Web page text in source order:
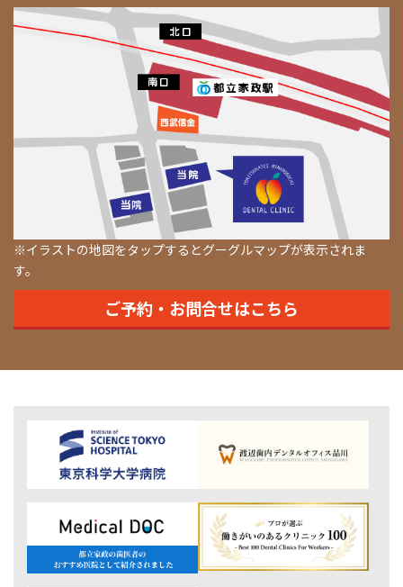
※イラストの地図をタップするとグーグルマップが表示されま
す。
ご予約・お問合せはこちら